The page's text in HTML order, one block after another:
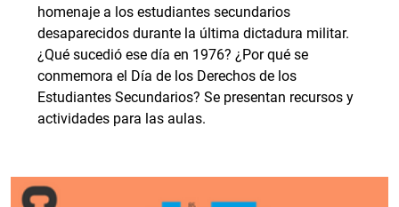
homenaje a los estudiantes secundarios
desaparecidos durante la última dictadura militar.
¿Qué sucedió ese día en 1976? ¿Por qué se
conmemora el Día de los Derechos de los
Estudiantes Secundarios? Se presentan recursos y
actividades para las aulas.